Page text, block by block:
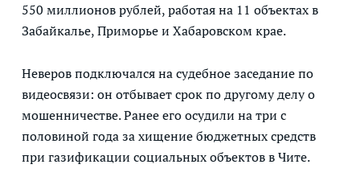
550 миллионов рублей, работая на 11 объектах в
Забайкалье, Приморье и Хабаровском крае.
Неверов подключался на судебное заседание по
видеосвязи: он отбывает срок по другому делу о
мошенничестве. Ранее его осудили на три с
половиной года за хищение бюджетных средств
при газификации социальных объектов в Чите.